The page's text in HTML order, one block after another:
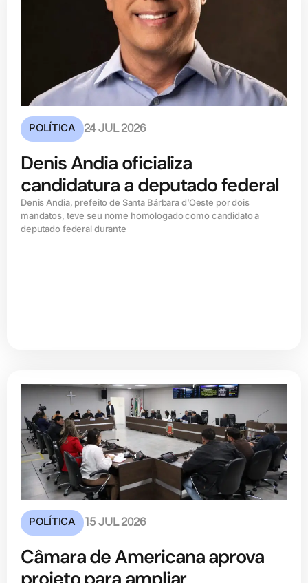
POLÍTICA 24 JUL 2026
Denis Andia oficializa
candidatura a deputado federal
Denis Andia, prefeito de Santa Bárbara d’Oeste por dois
mandatos, teve seu nome homologado como candidato a
deputado federal durante
POLÍTICA 15 JUL 2026
Câmara de Americana aprova